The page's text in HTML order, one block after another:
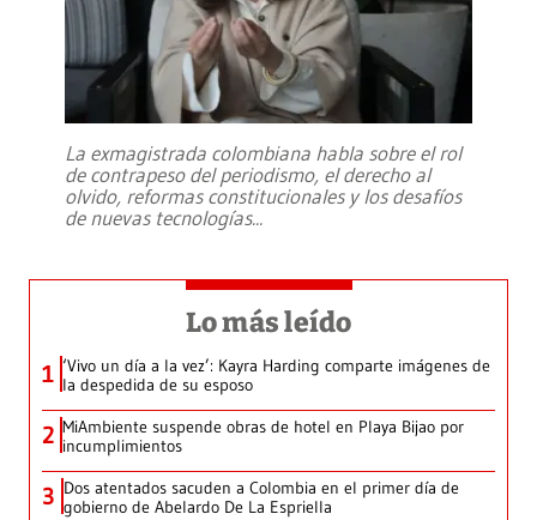
La exmagistrada colombiana habla sobre el rol
de contrapeso del periodismo, el derecho al
olvido, reformas constitucionales y los desafíos
de nuevas tecnologías...
Lo más leído
1 ‘Vivo un día a la vez’: Kayra Harding comparte imágenes de
la despedida de su esposo
2 MiAmbiente suspende obras de hotel en Playa Bijao por
incumplimientos
3 Dos atentados sacuden a Colombia en el primer día de
gobierno de Abelardo De La Espriella